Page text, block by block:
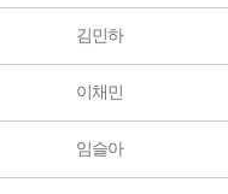
김민하
이채민
임슬아